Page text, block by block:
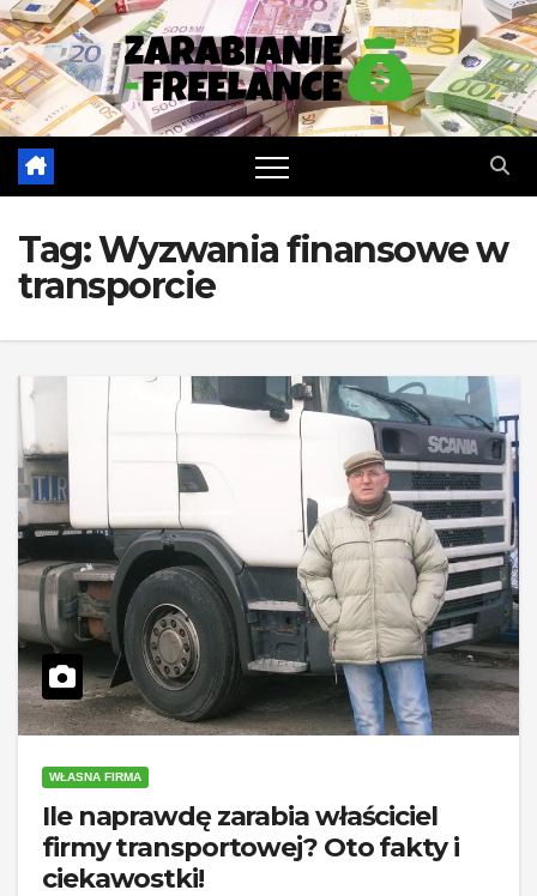
Skip
to
content
Tag:Wyzwania finansowe w
transporcie
WŁASNA FIRMA
Ile naprawdę zarabia właściciel
firmy transportowej? Oto fakty i
ciekawostki!